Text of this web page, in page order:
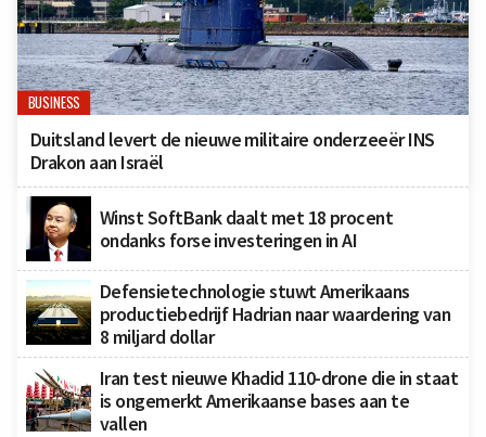
BUSINESS
Duitsland levert de nieuwe militaire onderzeeër INS
Drakon aan Israël
Winst SoftBank daalt met 18 procent
ondanks forse investeringen in AI
Defensietechnologie stuwt Amerikaans
productiebedrijf Hadrian naar waardering van
8 miljard dollar
Iran test nieuwe Khadid 110-drone die in staat
is ongemerkt Amerikaanse bases aan te
vallen